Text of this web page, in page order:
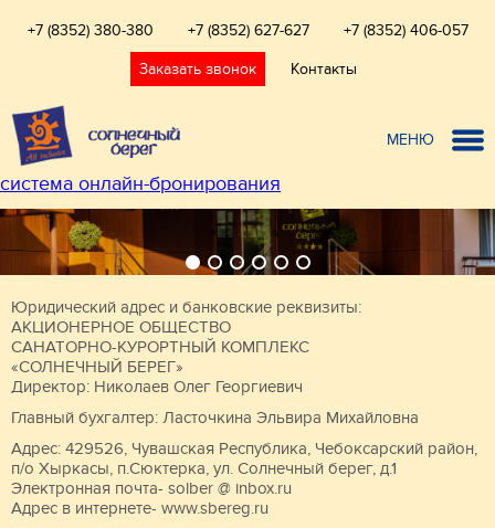
+7 (8352) 380-380 +7 (8352) 627-627 +7 (8352) 406-057
Заказать звонок Контакты
МЕНЮ
система онлайн-бронирования
Юридический адрес и банковские реквизиты:
АКЦИОНЕРНОЕ ОБЩЕСТВО
САНАТОРНО-КУРОРТНЫЙ КОМПЛЕКС
«СОЛНЕЧНЫЙ БЕРЕГ»
Директор: Николаев Олег Георгиевич
Главный бухгалтер: Ласточкина Эльвира Михайловна
Адрес: 429526, Чувашская Республика, Чебоксарский район,
п/о Хыркасы, п.Сюктерка, ул. Солнечный берег, д.1
Электронная почта- solber @ inbox.ru
Адрес в интернете- www.sbereg.ru